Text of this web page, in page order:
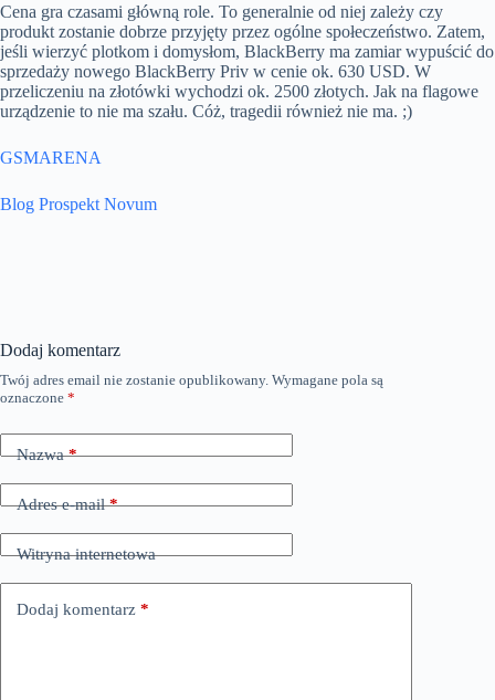
Cena gra czasami główną role. To generalnie od niej zależy czy
produkt zostanie dobrze przyjęty przez ogólne społeczeństwo. Zatem,
jeśli wierzyć plotkom i domysłom, BlackBerry ma zamiar wypuścić do
sprzedaży nowego BlackBerry Priv w cenie ok. 630 USD. W
przeliczeniu na złotówki wychodzi ok. 2500 złotych. Jak na flagowe
urządzenie to nie ma szału. Cóż, tragedii również nie ma. ;)
GSMARENA
Blog Prospekt Novum
Dodaj komentarz
Twój adres email nie zostanie opublikowany. Wymagane pola są
oznaczone *
Nazwa*
Adres e-mail*
Witryna internetowa
Dodaj komentarz *